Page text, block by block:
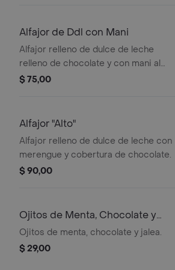
Alfajor de Ddl con Mani
Alfajor relleno de dulce de leche
relleno de chocolate y con mani al
rededor.
$ 75,00
Alfajor "Alto"
Alfajor relleno de dulce de leche con
merengue y cobertura de chocolate.
$ 90,00
Ojitos de Menta, Chocolate y
Jalea
Ojitos de menta, chocolate y jalea.
$ 29,00